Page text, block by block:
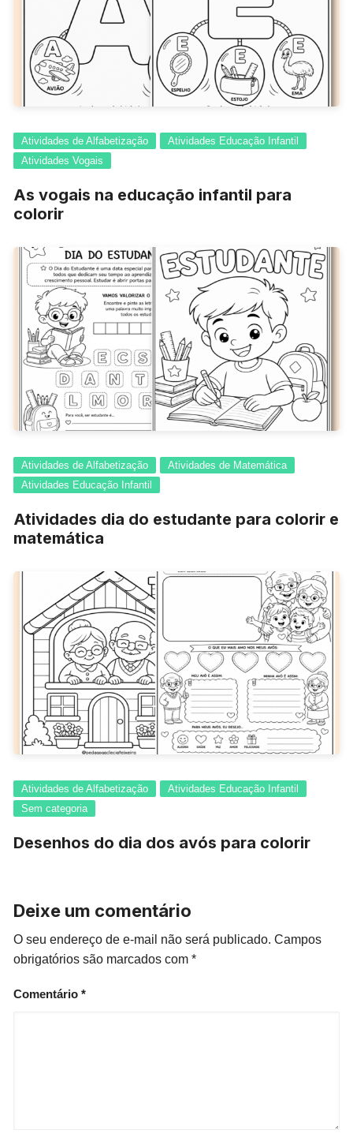
Atividades de Alfabetização
Atividades Educação Infantil
Atividades Vogais
As vogais na educação infantil para
colorir
Atividades de Alfabetização
Atividades de Matemática
Atividades Educação Infantil
Atividades dia do estudante para colorir e
matemática
Atividades de Alfabetização
Atividades Educação Infantil
Sem categoria
Desenhos do dia dos avós para colorir
Deixe um comentário
O seu endereço de e-mail não será publicado. Campos
obrigatórios são marcados com*
Comentário*